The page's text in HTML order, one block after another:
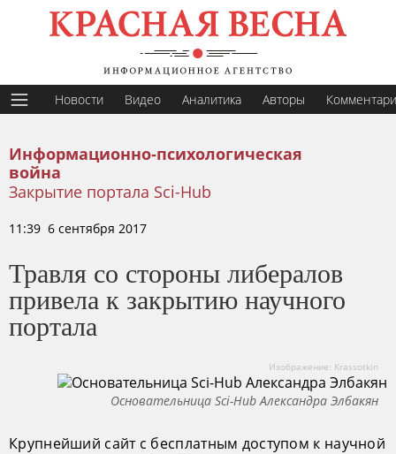
Новости Видео Аналитика Авторы
Информационно-психологическая
война
Закрытие портала Sci-Hub
11:39 6 сентября 2017
Травля со стороны либералов
привела к закрытию научного
портала
Изображение: Krassotkin
Основательница Sci-Hub Александра Элбакян
Крупнейший сайт с бесплатным доступом к научной